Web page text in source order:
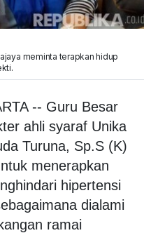
meminta terapkan hidup
-- Guru Besar
ahli syaraf Unika
Turuna, Sp.S (K)
menerapkan
hipertensi
dialami
ramai